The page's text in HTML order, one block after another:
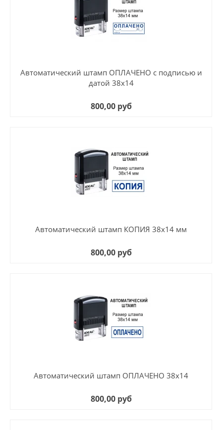
Автоматический штамп ОПЛАЧЕНО с подписью и
датой 38х14
800,00 руб
Автоматический штамп КОПИЯ 38х14 мм
800,00 руб
Автоматический штамп ОПЛАЧЕНО 38х14
800,00 руб